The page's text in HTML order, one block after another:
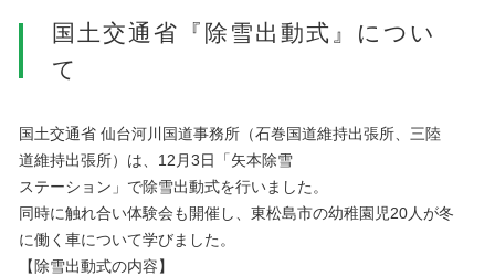
お知らせ
お問い合わせ
プライバシーポリシー
国土交通省『除雪出動式』につい
て
国土交通省 仙台河川国道事務所（石巻国道維持出張所、三陸
道維持出張所）は、12月3日「矢本除雪
ステーション」で除雪出動式を行いました。
同時に触れ合い体験会も開催し、東松島市の幼稚園児20人が冬
に働く車について学びました。
【除雪出動式の内容】